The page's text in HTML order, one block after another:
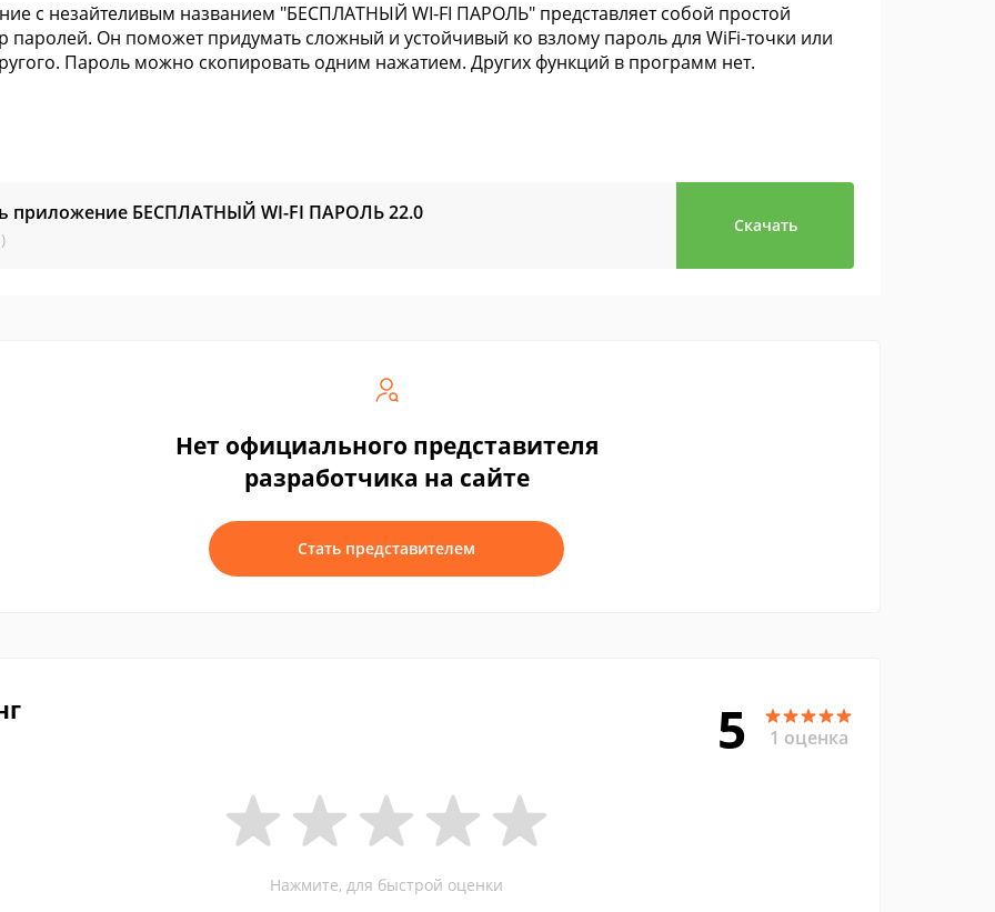
с незайтеливым названием "БЕСПЛАТНЫЙ WI-FI ПАРОЛЬ" представляет собой простой
паролей. Он поможет придумать сложный и устойчивый ко взлому пароль для WiFi-точки или
Пароль можно скопировать одним нажатием. Других функций в программ нет.
приложение БЕСПЛАТНЫЙ WI-FI ПАРОЛЬ22.0
Скачать
Нет официального представителя
разработчика на сайте
Стать представителем
5 1 оценка
Нажмите, для быстрой оценки